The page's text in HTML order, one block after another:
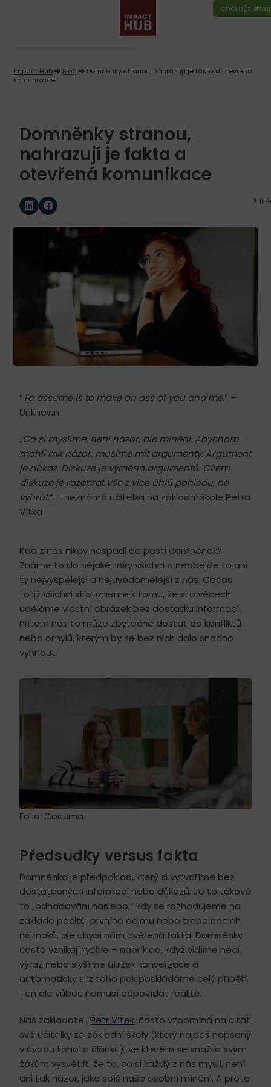
Chci být
Impact Hub Blog
Domněnky stranou, nahrazují je fakta a otevřená
komunikace
Domněnky stranou,
nahrazují je fakta a
otevřená komunikace
9.
“To assume is to make an ass of you and me.” –
Unknown
„Co si myslíme, není názor, ale mínění. Abychom
mohli mít názor, musíme mít argumenty. Argument
je důkaz. Diskuze je výměna argumentů. Cílem
diskuze je rozebrat věc z více úhlů pohledu, ne
vyhrát.” – neznámá učitelka na základní škole Petra
Vítka
Kdo z nás nikdy nespadl do pasti domněnek?
Známe to do nějaké míry všichni a neobejde to ani
ty nejvyspělejší a nejuvědomělejší z nás. Občas
totiž všichni sklouzneme k tomu, že si o věcech
uděláme vlastní obrázek bez dostatku informací.
Přitom nás to může zbytečně dostat do konfliktů
nebo omylů, kterým by se bez nich dalo snadno
vyhnout.
Foto: Cocuma
Předsudky versus fakta
Domněnka je předpoklad, který si vytvoříme bez
dostatečných informací nebo důkazů. Je to takové
to „odhadování naslepo,“ kdy se rozhodujeme na
základě pocitů, prvního dojmu nebo třeba něčích
náznaků, ale chybí nám ověřená fakta. Domněnky
často vznikají rychle – například, když vidíme něčí
výraz nebo slyšíme útržek konverzace a
automaticky si z toho pak poskládáme celý příběh.
Ten ale vůbec nemusí odpovídat realitě.
Náš zakladatel, Petr Vítek, často vzpomíná na citát
své učitelky ze základní školy (který najdeš napsaný
v úvodu tohoto článku), ve kterém se snažila svým
žákům vysvětlit, že to, co si každý z nás myslí, není
ani tak názor, jako spíš naše osobní mínění. A proto